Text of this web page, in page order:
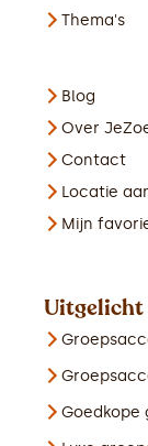
Thema's
Blog
Over
Contact
Locatie
Mijn
Uitgelicht
Goedkope